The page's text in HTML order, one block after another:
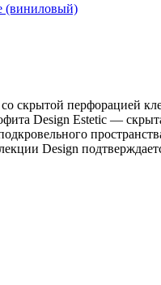
(виниловый)
скрытой перфорацией
Design Estetic —
Design